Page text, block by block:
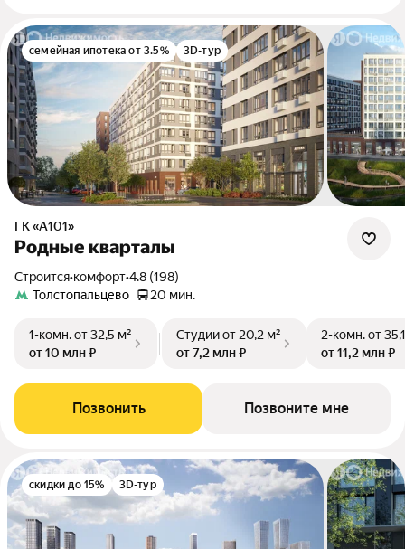
семейная ипотека от 3.5% 3D-тур
ГК «А101»
Родные кварталы
Строится•комфорт•4.8 (198)
Толстопальцево
20 мин.
1-комн.от 32,5 м²
от 10 млн ₽
Студииот 20,2 м²
от 7,2 млн ₽
2-комн.от
от 11,2 млн ₽
Позвонить Позвоните мне
скидки до 15% 3D-тур